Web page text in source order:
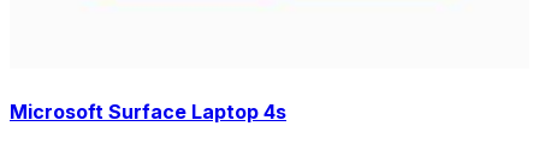
Microsoft Surface Laptop 4s